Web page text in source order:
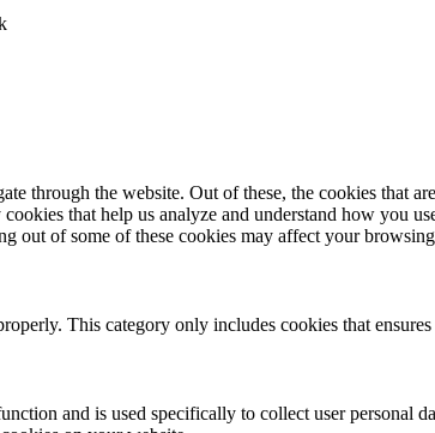
through the website. Out of these, the cookies that
that help us analyze and understand how you
out of some of these cookies may affect your
This category only includes cookies that
and is used specifically to collect user personal